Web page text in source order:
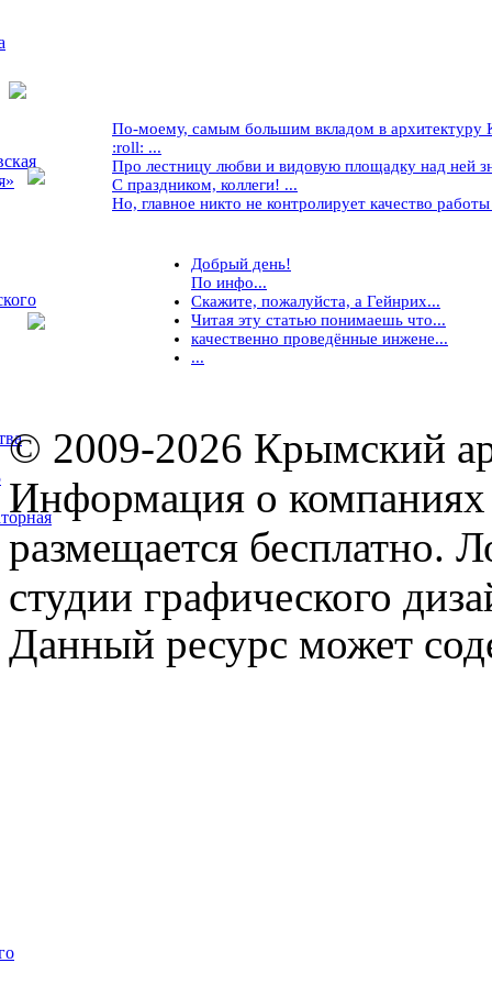
По-моему, самым большим вкладом в архитектуру
:roll: ...
Про лестницу любви и видовую площадку над ней
С праздником, коллеги! ...
Но, главное никто не контролирует качество
Добрый день!
По инфо...
Скажите, пожалуйста, а Гейнрих...
Читая эту статью понимаешь что...
качественно проведённые инжене...
...
© 2009-2026 Крымский
Информация о компаниях
размещается бесплатно.
студии графического
Данный ресурс может